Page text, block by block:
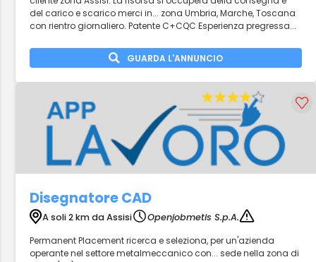
del carico e scarico merci in... zona Umbria, Marche, Toscana
con rientro giornaliero. Patente C+CQC Esperienza pregressa...
GUARDA L'ANNUNCIO
Disegnatore CAD
A soli 2 km da Assisi
Openjobmetis S.p.A.
Permanent Placement ricerca e seleziona, per un'azienda
operante nel settore metalmeccanico con... sede nella zona di